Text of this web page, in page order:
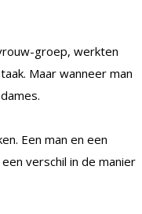
groep, werkten
Maar wanneer man
Een man en een
verschil in de manier